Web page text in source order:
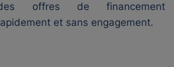
offres de financement
et sans engagement.